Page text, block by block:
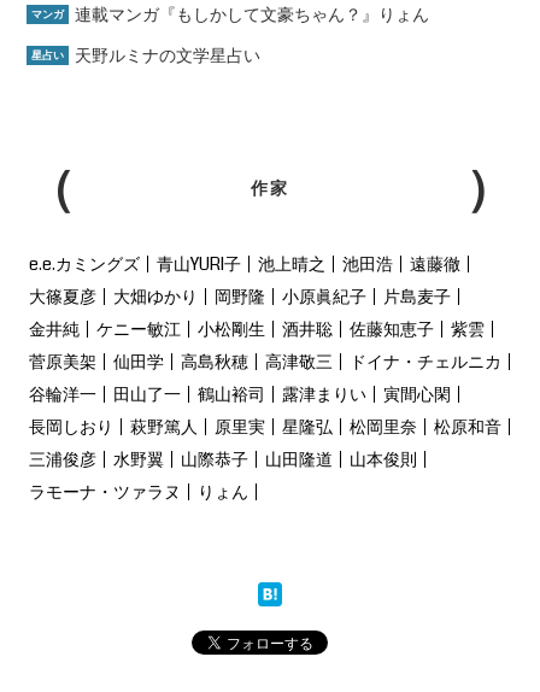
マンガ 連載マンガ『もしかして文豪ちゃん？』りょん
星占い 天野ルミナの文学星占い
作家
e.e.カミングズ 青山YURI子 池上晴之 池田浩
遠藤徹
大篠夏彦
大畑ゆかり 岡野隆 小原眞紀子
片島麦子
金井純
ケニー敏江 小松剛生 酒井聡 佐藤知恵子
紫雲
菅原美架
仙田学 高島秋穂 高津敬三
ドイナ・チェルニカ
谷輪洋一
田山了一 鶴山裕司 露津まりい
寅間心閑
長岡しおり
萩野篤人 原里実 星隆弘 松岡里奈
松原和音
三浦俊彦
水野翼 山際恭子 山田隆道
山本俊則
ラモーナ・ツァラヌ
りょん